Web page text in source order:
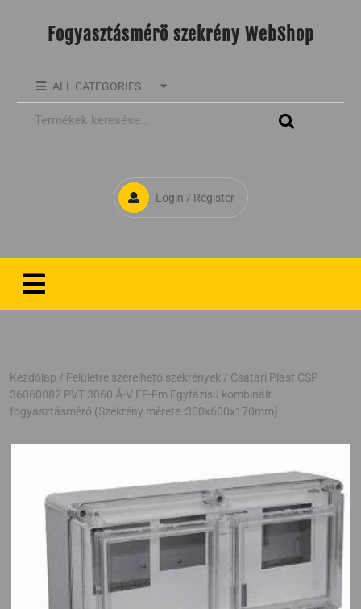
Fogyasztásmérö szekrény WebShop
ALL CATEGORIES
Login / Register
Kezdőlap / Felületre szerelhető szekrények / Csatari Plast CSP
36060082 PVT 3060 Á-V EF-Fm Egyfázisú kombinált
fogyasztásmérő (Szekrény mérete :300x600x170mm)